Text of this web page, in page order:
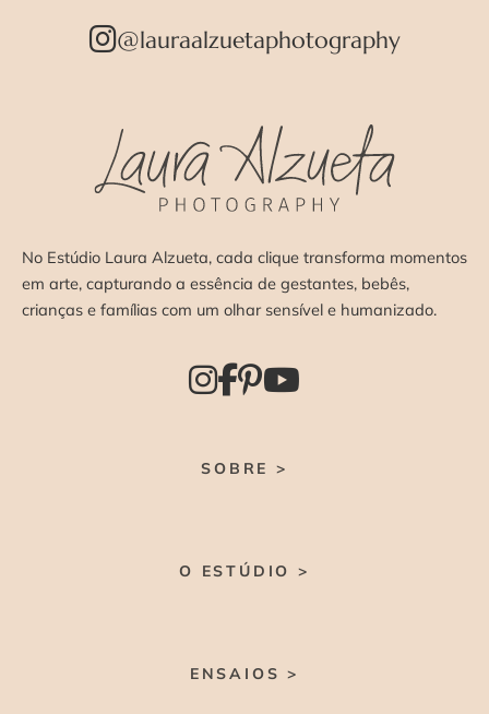
@lauraalzuetaphotography
No Estúdio Laura Alzueta, cada clique transforma momentos
em arte, capturando a essência de gestantes, bebês,
crianças e famílias com um olhar sensível e humanizado.
SOBRE >
O ESTÚDIO >
ENSAIOS >